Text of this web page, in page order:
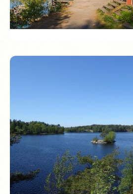
in de rivier, is een van de oudste
dat je in Kumla het grootste
land vindt? Hier zijn zelfs